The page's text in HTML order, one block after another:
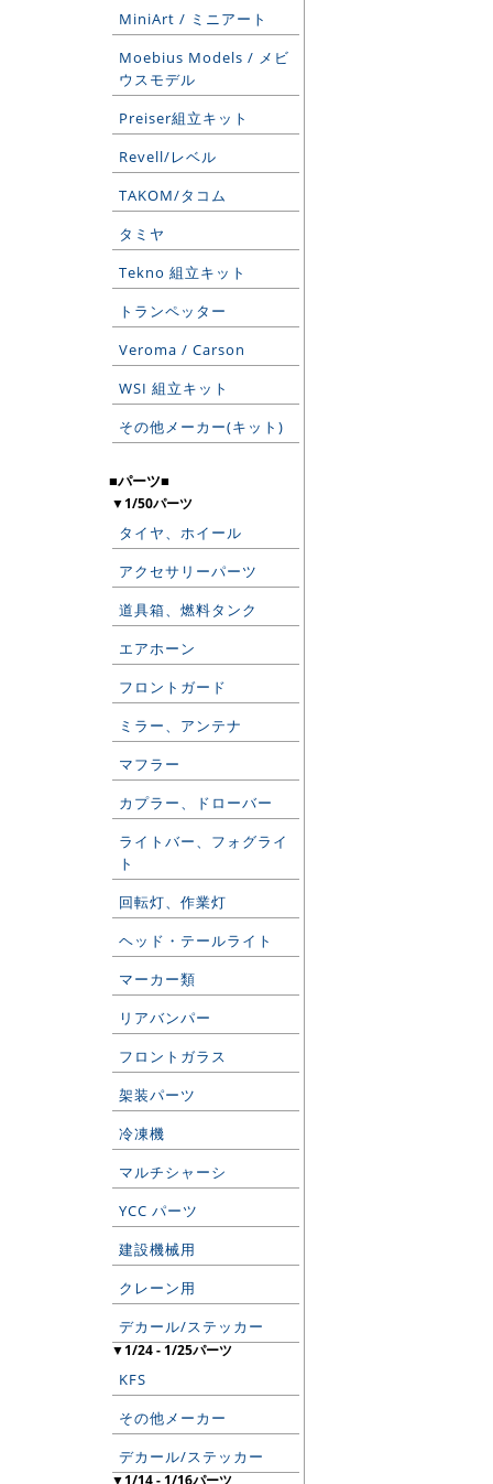
MiniArt / ミニアート
Moebius Models / メビ
ウスモデル
Preiser組立キット
Revell/レベル
TAKOM/タコム
タミヤ
Tekno 組立キット
トランペッター
Veroma / Carson
WSI 組立キット
その他メーカー(キット)
■パーツ■
▼1/50パーツ
タイヤ、ホイール
アクセサリーパーツ
道具箱、燃料タンク
エアホーン
フロントガード
ミラー、アンテナ
マフラー
カプラー、ドローバー
ライトバー、フォグライ
ト
回転灯、作業灯
ヘッド・テールライト
マーカー類
リアバンパー
フロントガラス
架装パーツ
冷凍機
マルチシャーシ
YCC パーツ
建設機械用
クレーン用
デカール/ステッカー
▼1/24 - 1/25パーツ
KFS
その他メーカー
デカール/ステッカー
▼1/14 - 1/16パーツ